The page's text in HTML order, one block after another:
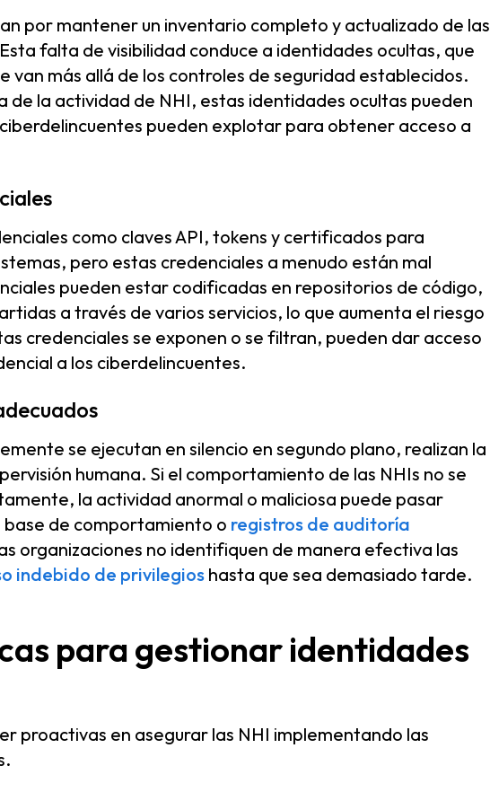
por mantener un inventario completo y actualizado de las
falta de visibilidad conduce a identidades ocultas, que
van más allá de los controles de seguridad establecidos.
de la actividad de NHI, estas identidades ocultas pueden
pueden explotar para obtener acceso a
como claves API, tokens y certificados para
pero estas credenciales a menudo están mal
pueden estar codificadas en repositorios de código,
a través de varios servicios, lo que aumenta el riesgo
credenciales se exponen o se filtran, pueden dar acceso
a los ciberdelincuentes.
se ejecutan en silencio en segundo plano, realizan la
humana. Si el comportamiento de las NHIs no se
la actividad anormal o maliciosa puede pasar
base de comportamiento o registros de auditoría
organizaciones no identifiquen de manera efectiva las
indebido de privilegios hasta que sea demasiado tarde.
para gestionar identidades
proactivas en asegurar las NHI implementando las